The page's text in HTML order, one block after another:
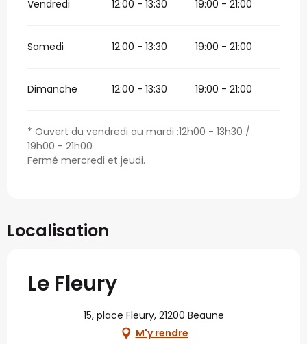
Vendredi 12:00 - 13:30 19:00 - 21:00
Samedi 12:00 - 13:30 19:00 - 21:00
Dimanche 12:00 - 13:30 19:00 - 21:00
* Ouvert du vendredi au mardi :12h00 - 13h30 /
19h00 - 21h00
Fermé mercredi et jeudi.
Localisation
Le Fleury
15, place Fleury, 21200 Beaune
M'y rendre